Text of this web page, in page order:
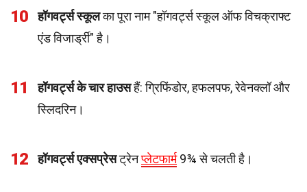
10 हॉगवर्ट्स स्कूलका पूरा नाम "हॉगवर्ट्स स्कूल ऑफ विचक्राफ्ट
एंड विजार्ड्री" है।
11 हॉगवर्ट्स के चार हाउसहैं: ग्रिफिंडोर, हफलपफ, रेवेनक्लॉ और
स्लिदरिन।
12 हॉगवर्ट्स एक्सप्रेसट्रेनप्लेटफार्म9¾ से चलती है।